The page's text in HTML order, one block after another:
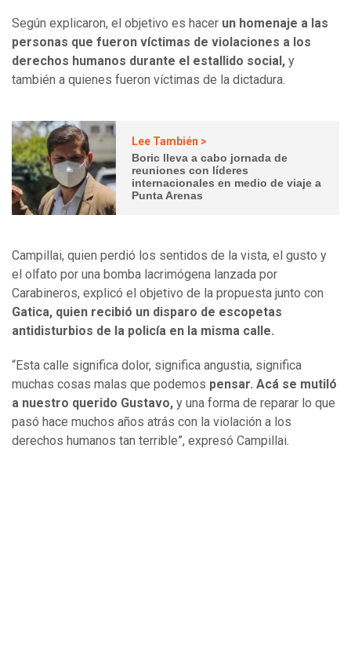
Según explicaron, el objetivo es hacer un homenaje a las
personas que fueron víctimas de violaciones a los
derechos humanos durante el estallido social, y
también a quienes fueron víctimas de la dictadura.
Lee También >
Boric lleva a cabo jornada de
reuniones con líderes
internacionales en medio de viaje a
Punta Arenas
Campillai, quien perdió los sentidos de la vista, el gusto y
el olfato por una bomba lacrimógena lanzada por
Carabineros, explicó el objetivo de la propuesta junto con
Gatica, quien recibió un disparo de escopetas
antidisturbios de la policía en la misma calle.
“Esta calle significa dolor, significa angustia, significa
muchas cosas malas que podemos pensar. Acá se mutiló
a nuestro querido Gustavo, y una forma de reparar lo que
pasó hace muchos años atrás con la violación a los
derechos humanos tan terrible”, expresó Campillai.